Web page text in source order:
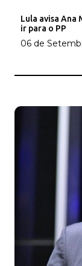
Lula avisa Ana
ir para o PP
06 de